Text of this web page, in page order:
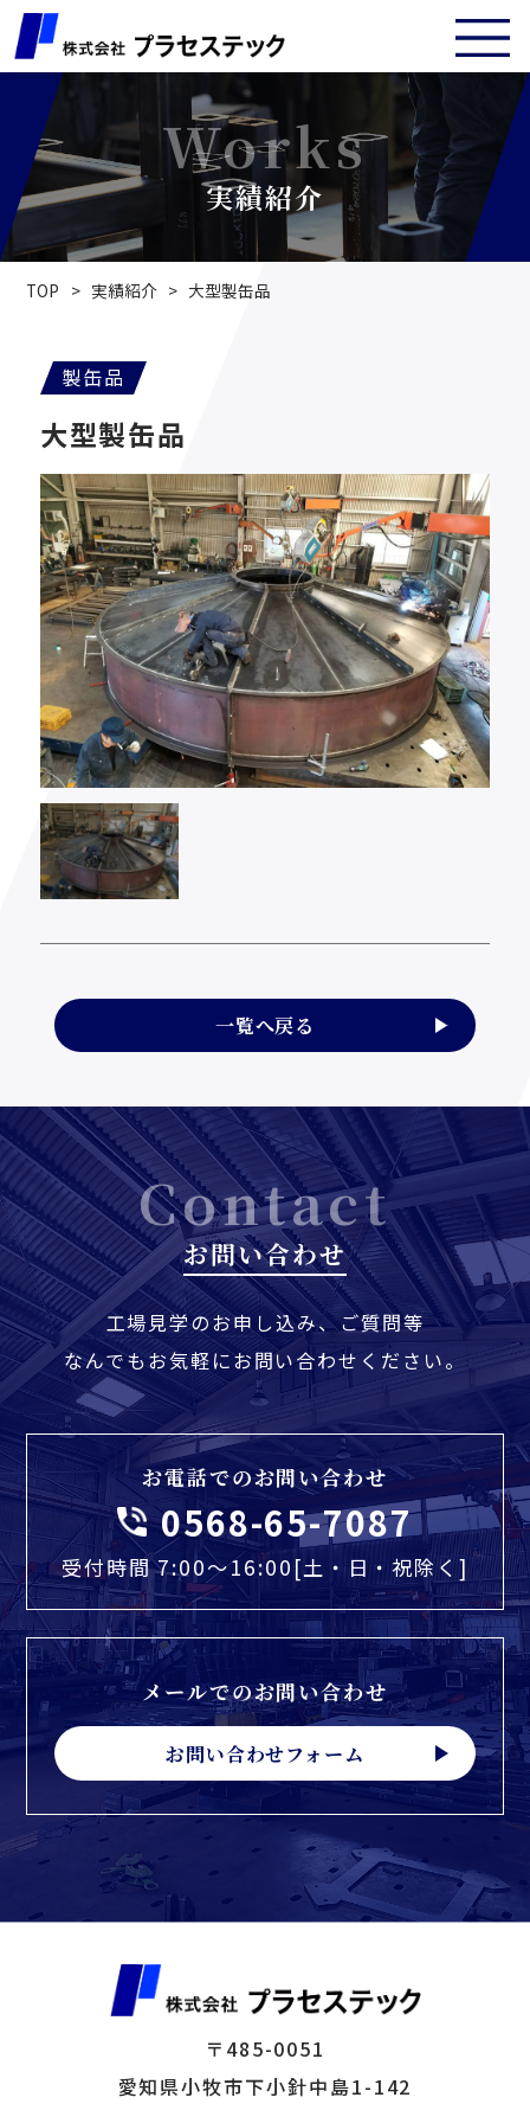
Works
実績紹介
TOP > 実績紹介 > 大型製缶品
製缶品
大型製缶品
一覧へ戻る
Contact
お問い合わせ
工場見学のお申し込み、ご質問等
なんでもお気軽にお問い合わせください。
お電話でのお問い合わせ
0568-65-7087
受付時間 7:00〜16:00[土・日・祝除く]
メールでのお問い合わせ
お問い合わせフォーム
〒485-0051
愛知県小牧市下小針中島1-142